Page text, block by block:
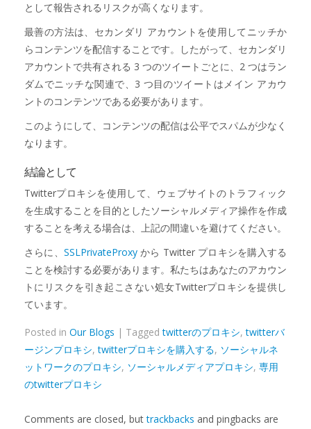
として報告されるリスクが高くなります。
最善の方法は、セカンダリ アカウントを使用してニッチか
らコンテンツを配信することです。したがって、セカンダリ
アカウントで共有される 3 つのツイートごとに、2 つはラン
ダムでニッチな関連で、3 つ目のツイートはメイン アカウ
ントのコンテンツである必要があります。
このようにして、コンテンツの配信は公平でスパムが少なく
なります。
結論として
Twitterプロキシを使用して、ウェブサイトのトラフィック
を生成することを目的としたソーシャルメディア操作を作成
することを考える場合は、上記の間違いを避けてください。
さらに、 SSLPrivateProxyから Twitter プロキシを購入する
ことを検討する必要があります。私たちはあなたのアカウン
トにリスクを引き起こさない処女Twitterプロキシを提供し
ています。
Posted in Our Blogs | Taggedtwitterのプロキシ,twitterバ
ージンプロキシ,twitterプロキシを購入する, ソーシャルネ
ットワークのプロキシ, ソーシャルメディアプロキシ, 専用
のtwitterプロキシ
Comments are closed, buttrackbacks and pingbacks are